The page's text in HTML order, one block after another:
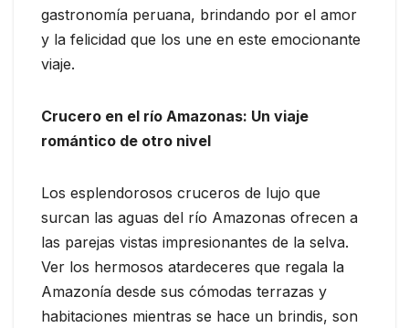
gastronomía peruana, brindando por el amor
y la felicidad que los une en este emocionante
viaje.
Crucero en el río Amazonas: Un viaje
romántico de otro nivel
Los esplendorosos cruceros de lujo que
surcan las aguas del río Amazonas ofrecen a
las parejas vistas impresionantes de la selva.
Ver los hermosos atardeceres que regala la
Amazonía desde sus cómodas terrazas y
habitaciones mientras se hace un brindis, son